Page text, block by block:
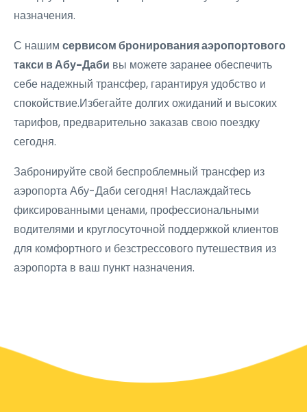
назначения.
С нашим сервисом бронирования аэропортового
такси в Абу-Даби вы можете заранее обеспечить
себе надежный трансфер, гарантируя удобство и
спокойствие.Избегайте долгих ожиданий и высоких
тарифов, предварительно заказав свою поездку
сегодня.
Забронируйте свой беспроблемный трансфер из
аэропорта Абу-Даби сегодня! Наслаждайтесь
фиксированными ценами, профессиональными
водителями и круглосуточной поддержкой клиентов
для комфортного и безстрессового путешествия из
аэропорта в ваш пункт назначения.